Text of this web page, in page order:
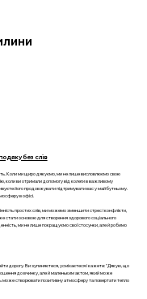
без слів
Коли ми щиро дякуємо, ми не лише висловлюємо свою
коли ви отримали допомогу від колеги в важливому
його продовжувати підтримувати вас у майбутньому.
в офісі.
простих слів, ми можемо зменшити стрес і конфлікти,
стати основою для створення здорового соціального
ми не лише покращуємо свої стосунки, але й робимо
дорогу. Ви зупиняєтеся, усміхаєтеся і кажете: "Дякую, що
до вчинку, але й маленьким актом, який може
може створювати позитивну атмосферу та повертати тепло